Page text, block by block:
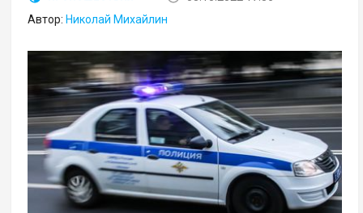
Автор: Николай Михайлин